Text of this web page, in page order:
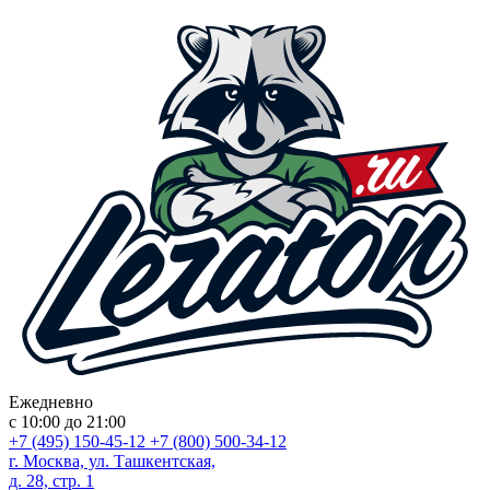
Ежедневно
с 10:00 до 21:00
+7 (495) 150-45-12 +7 (800) 500-34-12
г. Москва, ул. Ташкентская,
д. 28, стр. 1